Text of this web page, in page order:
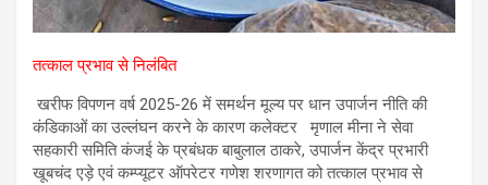
तत्‍काल प्रभाव से निलंबित
खरीफ विपणन वर्ष 2025-26 में समर्थन मूल्‍य पर धान उपार्जन नीति की
कंडिकाओं का उल्‍लंघन करने के कारण कलेक्‍टर मृणाल मीना ने सेवा
स‍हकारी समिति कंजई के प्रबंधक बाबुलाल ठाकरे, उपार्जन केंद्र प्रभारी
खूबचंद एड़े एवं कम्‍प्‍यूटर ऑपरेटर गणेश शरणागत को तत्‍काल प्रभाव से